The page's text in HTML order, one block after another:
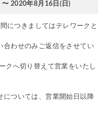
2020年8月16日(日)
につきましてはテレワークと
合わせのみご返信をさせてい
クへ切り替えて営業をいたし
については、営業開始日以降